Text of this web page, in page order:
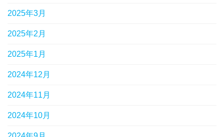
2025年3月
2025年2月
2025年1月
2024年12月
2024年11月
2024年10月